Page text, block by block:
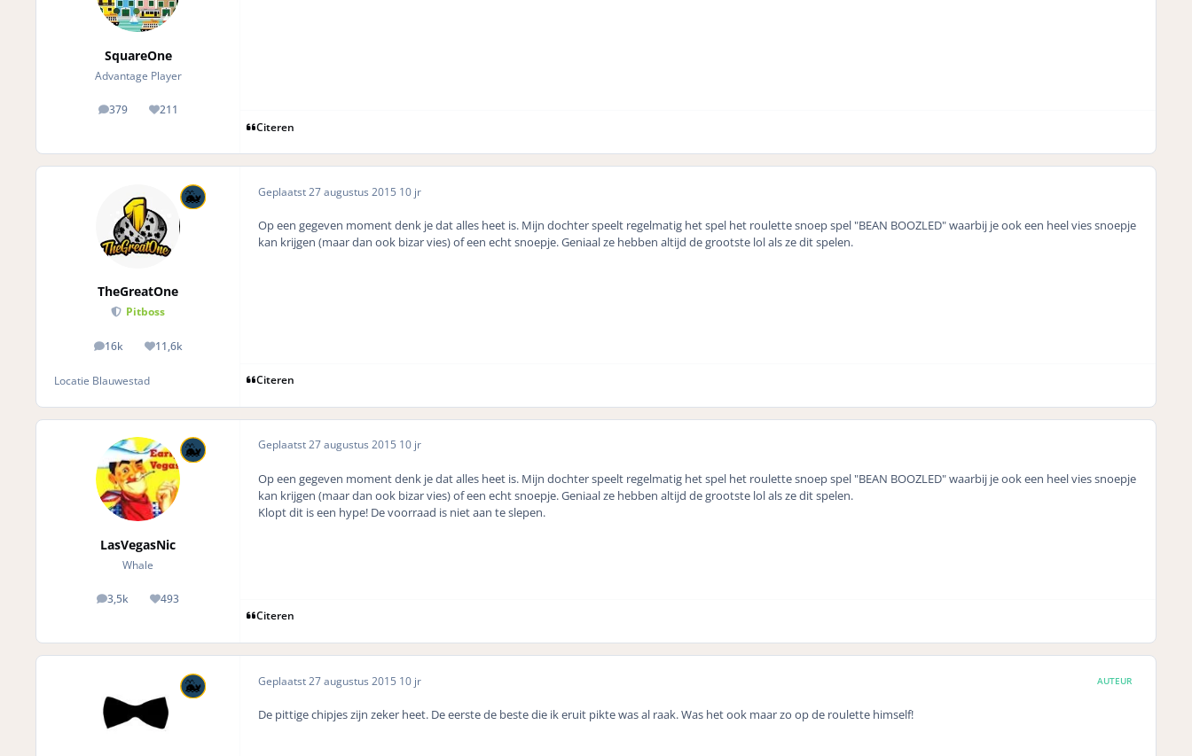
SquareOne
Advantage Player
379
posts 211
Reputation
Citeren
TheGreatOne
Pitboss
16k
posts 11,6k
Reputation
Locatie Blauwestad
Geplaatst27 augustus 2015 10 jr
Op een gegeven moment denk je dat alles heet is. Mijn dochter speelt regelmatig het spel het roulette snoep spel "BEAN BOOZLED" waarbij je ook een heel vies snoepje
kan krijgen (maar dan ook bizar vies) of een echt snoepje. Geniaal ze hebben altijd de grootste lol als ze dit spelen.
Citeren
LasVegasNic
Whale
3,5k
posts 493
Reputation
Geplaatst27 augustus 2015 10 jr
Op een gegeven moment denk je dat alles heet is. Mijn dochter speelt regelmatig het spel het roulette snoep spel "BEAN BOOZLED" waarbij je ook een heel vies snoepje
kan krijgen (maar dan ook bizar vies) of een echt snoepje. Geniaal ze hebben altijd de grootste lol als ze dit spelen.
Klopt dit is een hype! De voorraad is niet aan te slepen.
Citeren
Geplaatst27 augustus 2015 10 jr AUTEUR
De pittige chipjes zijn zeker heet. De eerste de beste die ik eruit pikte was al raak. Was het ook maar zo op de roulette himself!